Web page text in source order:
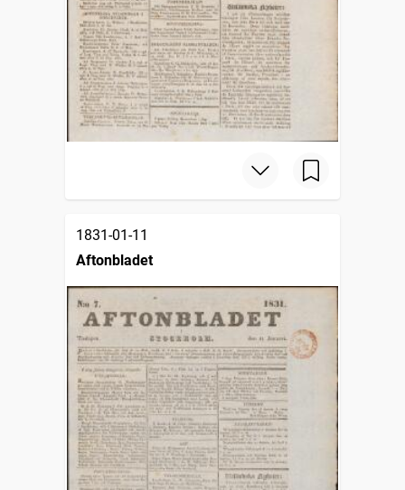
1831-01-11
Aftonbladet